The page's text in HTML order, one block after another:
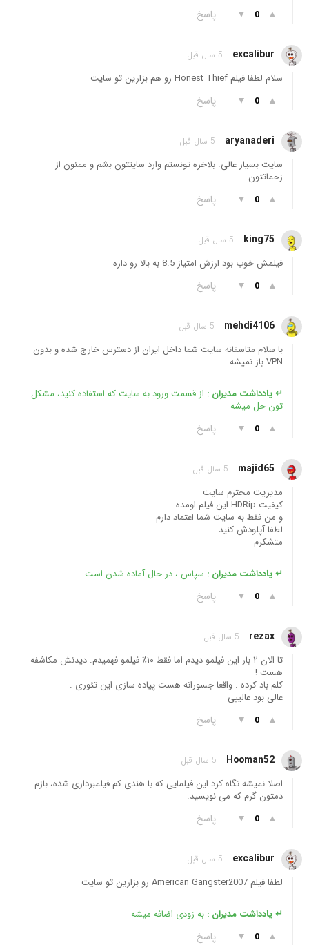
▲
0
▼ پاسخ
excalibur 5 سال قبل
سلام لطفا فیلم Honest Thief رو هم بزارین تو سایت
▲
0
▼ پاسخ
aryanaderi 5 سال قبل
سایت بسیار عالی. بلاخره تونستم وارد سایتتون بشم و ممنون از
زحماتتون
▲
0
▼ پاسخ
king75 5 سال قبل
فیلمش خوب بود ارزش امتیاز 8.5 به بالا رو داره
▲
0
▼ پاسخ
mehdi4106 5 سال قبل
با سلام متاسفانه سایت شما داخل ایران از دسترس خارج شده و بدون
VPN باز نمیشه
↵ یادداشت مدیران : از قسمت ورود به سایت که استفاده کنید، مشکل
تون حل میشه
▲
0
▼ پاسخ
majid65 5 سال قبل
مدیریت محترم سایت
کیفیت HDRip این فیلم اومده
و من فقط به سایت شما اعتماد دارم
لطفا آپلودش کنید
متشکرم
↵ یادداشت مدیران : سپاس ، در حال آماده شدن است
▲
0
▼ پاسخ
rezax 5 سال قبل
تا الان ۲ بار این فیلمو دیدم اما فقط ۱۰٪ فیلمو فهمیدم. دیدنش مکاشفه
هست !
کلم باد کرده . واقعا جسورانه هست پیاده سازی این تئوری .
عالی بود عالییی
▲
0
▼ پاسخ
Hooman52 5 سال قبل
اصلا نمیشه نگاه کرد این فیلمایی که با هندی کم فیلمبرداری شده، بازم
دمتون گرم که می نویسید.
▲
0
▼ پاسخ
excalibur 5 سال قبل
لطفا فیلم American Gangster2007 رو بزارین تو سایت
↵ یادداشت مدیران : به زودی اضافه میشه
▲
0
▼ پاسخ